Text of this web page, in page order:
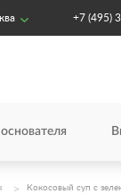
+7 (495)
Кокосовый суп с